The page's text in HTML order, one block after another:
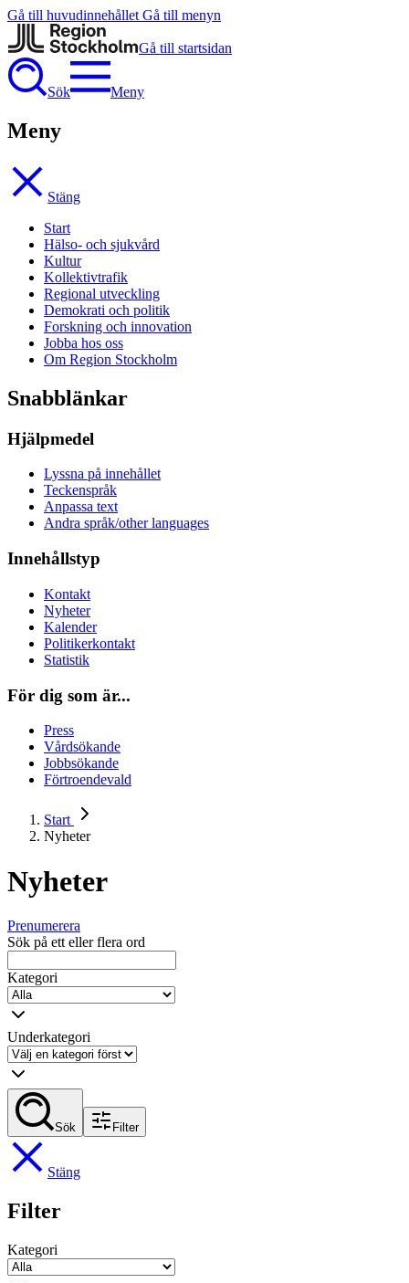
Gå till huvudinnehållet Gå till menyn
Gå till startsidan
Sök Meny
Meny
Stäng
Start
Hälso- och sjukvård
Kultur
Kollektivtrafik
Regional utveckling
Demokrati och politik
Forskning och innovation
Jobba hos oss
Om Region Stockholm
Snabblänkar
Hjälpmedel
Lyssna på innehållet
Teckenspråk
Anpassa text
Andra språk/other languages
Innehållstyp
Kontakt
Nyheter
Kalender
Politikerkontakt
Statistik
För dig som är...
Press
Vårdsökande
Jobbsökande
Förtroendevald
Start
Nyheter
Nyheter
Prenumerera
Sök på ett eller flera ord
Kategori
Underkategori
Sök Filter
Stäng
Filter
Kategori